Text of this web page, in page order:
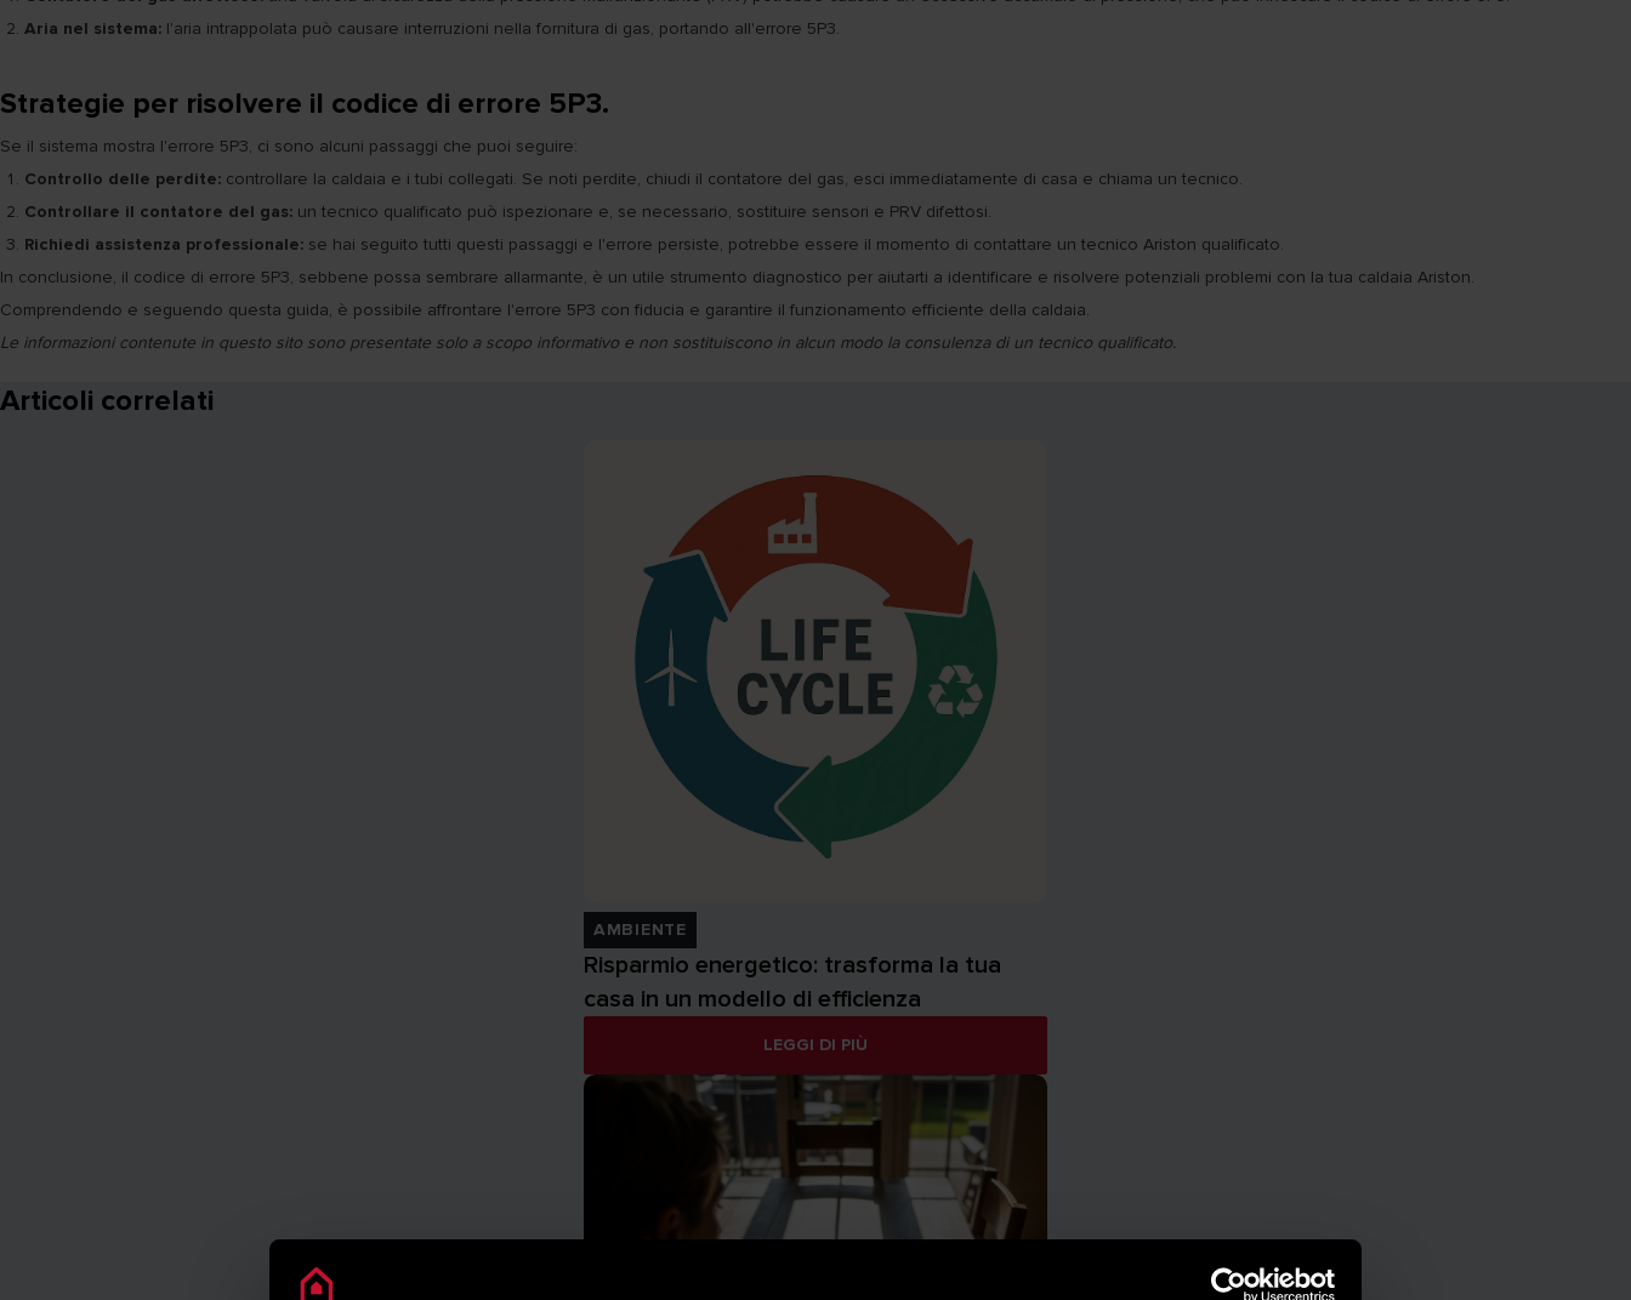
Aria nel sistema: l'aria intrappolata può causare interruzioni nella fornitura di gas, portando all'errore 5P3.
Strategie per risolvere il codice di errore 5P3.
Se il sistema mostra l'errore 5P3, ci sono alcuni passaggi che puoi seguire:
Controllo delle perdite: controllare la caldaia e i tubi collegati. Se noti perdite, chiudi il contatore del gas, esci immediatamente di casa e chiama un tecnico.
Controllare il contatore del gas: un tecnico qualificato può ispezionare e, se necessario, sostituire sensori e PRV difettosi.
Richiedi assistenza professionale: se hai seguito tutti questi passaggi e l'errore persiste, potrebbe essere il momento di contattare un tecnico Ariston qualificato.
In conclusione, il codice di errore 5P3, sebbene possa sembrare allarmante, è un utile strumento diagnostico per aiutarti a identificare e risolvere potenziali problemi con la tua caldaia Ariston.
Comprendendo e seguendo questa guida, è possibile affrontare l'errore 5P3 con fiducia e garantire il funzionamento efficiente della caldaia.
Le informazioni contenute in questo sito sono presentate solo a scopo informativo e non sostituiscono in alcun modo la consulenza di un tecnico qualificato.
Articoli correlati
AMBIENTE
Risparmio energetico: trasforma la tua
casa in un modello di efficienza
LEGGI DI PIÙ